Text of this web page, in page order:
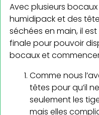
Avec plusieurs
humidipack et des
séchées en main, il
finale pour pouvoir
bocaux et
Comme nous
têtes pour qu’il
seulement les
mais elles